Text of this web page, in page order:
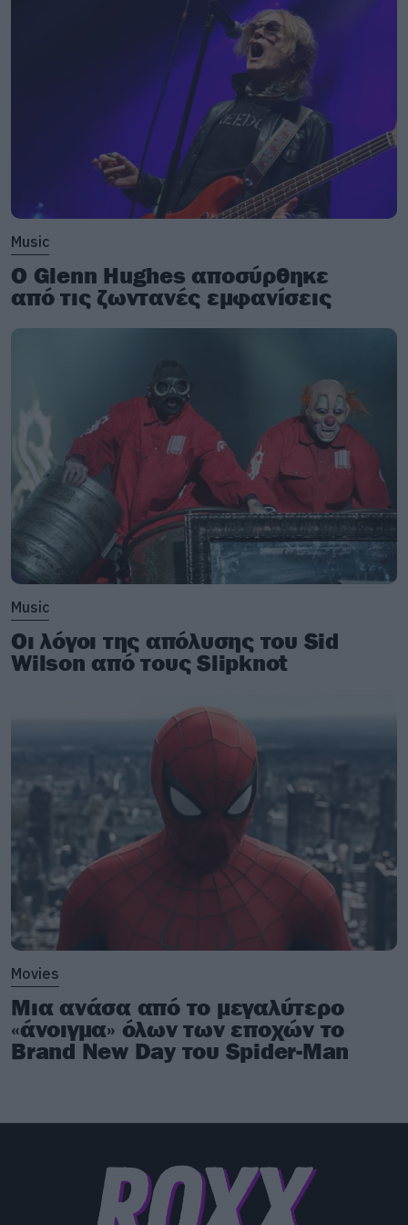
Music
Ο Glenn Hughes αποσύρθηκε
από τις ζωντανές εμφανίσεις
Music
Οι λόγοι της απόλυσης του Sid
Wilson από τους Slipknot
Movies
Μια ανάσα από το μεγαλύτερο
«άνοιγμα» όλων των εποχών το
Brand New Day του Spider-Man